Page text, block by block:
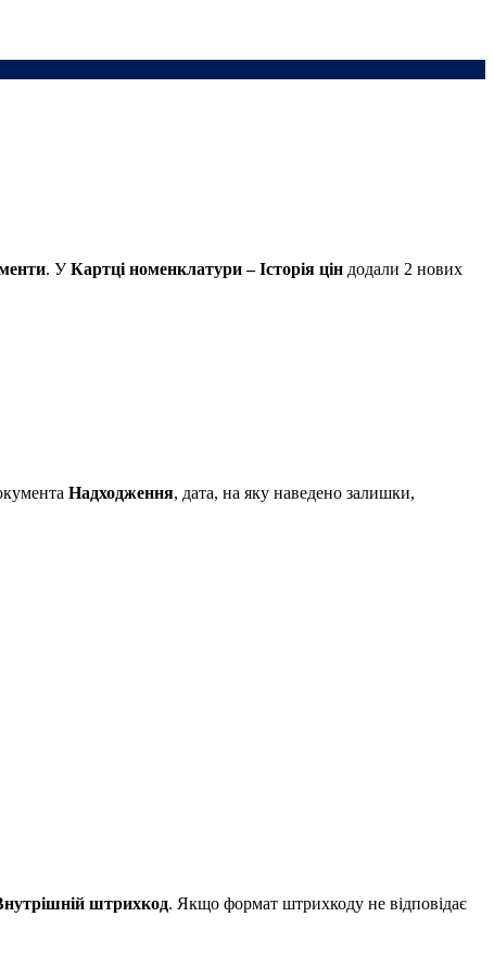
. УКартці номенклатури – Історія цін додали 2 нових
Надходження, дата, на яку наведено залишки,
штрихкод. Якщо формат штрихкоду не відповідає